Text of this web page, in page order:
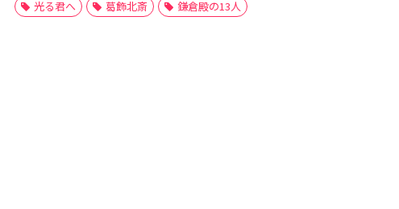
光る君へ 葛飾北斎 鎌倉殿の13人